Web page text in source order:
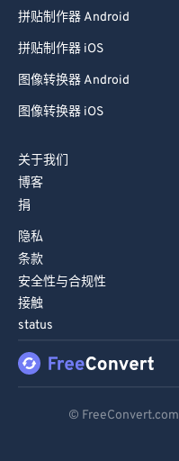
拼贴制作器 Android
拼贴制作器 iOS
图像转换器 Android
图像转换器 iOS
关于我们
博客
捐
隐私
条款
安全性与合规性
接触
status
© FreeConvert.com